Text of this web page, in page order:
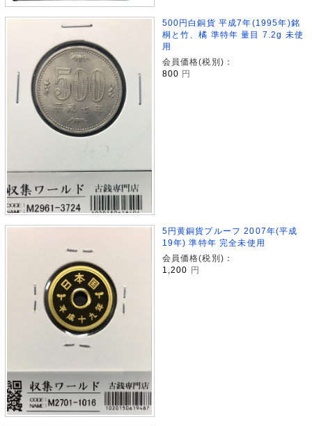
500円白銅貨 平成7年(1995年)銘
桐と竹、橘 準特年 量目 7.2g 未使
用
会員価格(税別)：
800 円
5円黄銅貨プルーフ 2007年(平成
19年) 準特年 完全未使用
会員価格(税別)：
1,200
円